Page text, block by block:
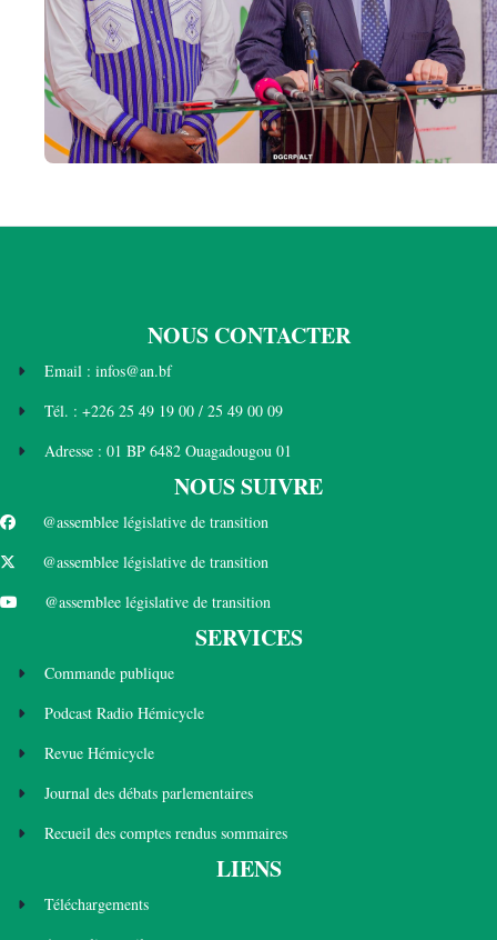
NOUS CONTACTER
Email : infos@an.bf
Tél. : +226 25 49 19 00 / 25 49 00 09
Adresse : 01 BP 6482 Ouagadougou 01
NOUS SUIVRE
@assemblee législative de transition
@assemblee législative de transition
@assemblee législative de transition
SERVICES
Commande publique
Podcast Radio Hémicycle
Revue Hémicycle
Journal des débats parlementaires
Recueil des comptes rendus sommaires
LIENS
Téléchargements